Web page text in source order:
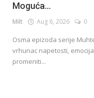
Moguća...
Milt Aug 6, 2026 0
Osma epizoda serije
vrhunac napetosti,
promeniti...